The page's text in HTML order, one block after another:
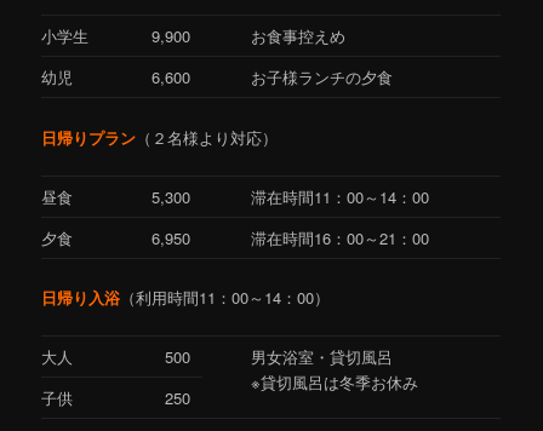
小学生 9,900
お食事控えめ
幼児
6,600 お子様ランチの夕食
日帰りプラン （２名様より対応）
昼食 5,300
滞在時間11：00～14：00
夕食
6,950 滞在時間16：00～21：00
日帰り入浴 （利用時間11：00～14：00）
大人 500
男女浴室・貸切風呂
※貸切風呂は冬季お休み
子供 250